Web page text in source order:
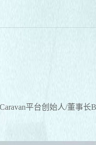
平台创始人/董事长